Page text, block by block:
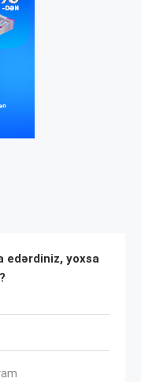
edərdiniz, yoxsa